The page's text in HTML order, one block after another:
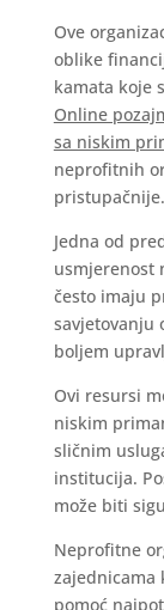
Ove
oblike
kamata koje
Online
sa niskim
neprofitnih
pristupačnije.
Jedna od
usmjerenost
često imaju
savjetovanju
boljem
Ovi resursi
niskim
sličnim
institucija.
može biti
Neprofitne
zajednicama
pomoć